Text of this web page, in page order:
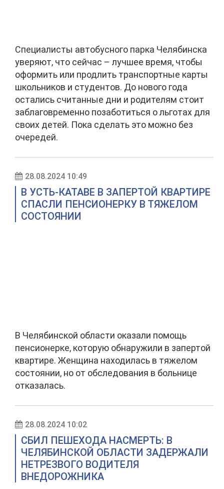
Специалисты автобусного парка Челябинска
уверяют, что сейчас – лучшее время, чтобы
оформить или продлить транспортные карты
школьников и студентов. До нового года
остались считанные дни и родителям стоит
заблаговременно позаботиться о льготах для
своих детей. Пока сделать это можно без
очередей.
28.08.2024 10:49
В УСТЬ-КАТАВЕ В ЗАПЕРТОЙ КВАРТИРЕ
СПАСЛИ ПЕНСИОНЕРКУ В ТЯЖЕЛОМ
СОСТОЯНИИ
В Челябинской области оказали помощь
пенсионерке, которую обнаружили в запертой
квартире. Женщина находилась в тяжелом
состоянии, но от обследования в больнице
отказалась.
28.08.2024 10:02
СБИЛ ПЕШЕХОДА НАСМЕРТЬ: В
ЧЕЛЯБИНСКОЙ ОБЛАСТИ ЗАДЕРЖАЛИ
НЕТРЕЗВОГО ВОДИТЕЛЯ
ВНЕДОРОЖНИКА